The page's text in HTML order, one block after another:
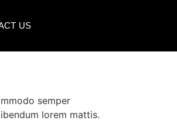
US
semper
lorem mattis.